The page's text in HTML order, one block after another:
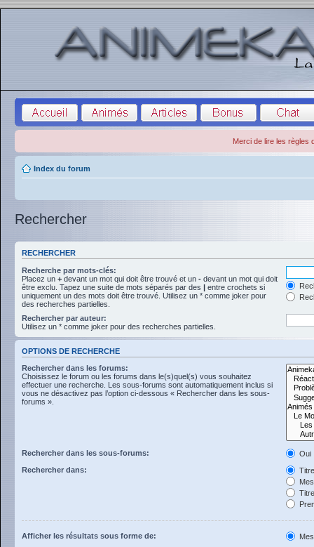
Merci de lire les règles
Index du forum
Rechercher
RECHERCHER
Recherche par mots-clés:
Placez un + devant un mot qui doit être trouvé et un - devant un mot qui doit
être exclu. Tapez une suite de mots séparés par des | entre crochets si
uniquement un des mots doit être trouvé. Utilisez un * comme joker pour
des recherches partielles.
Rechercher par auteur:
Utilisez un * comme joker pour des recherches partielles.
OPTIONS DE RECHERCHE
Rechercher dans les forums:
Choisissez le forum ou les forums dans le(s)quel(s) vous souhaitez
effectuer une recherche. Les sous-forums sont automatiquement inclus si
vous ne désactivez pas l’option ci-dessous « Rechercher dans les sous-
forums ».
Rechercher dans les sous-forums:
Oui
Rechercher dans:
Afficher les résultats sous forme de: